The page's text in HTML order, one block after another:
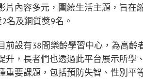
片內容多元，圍繞生活主題，旨在
名及銅質獎9名。
前設有38間樂齡學習中心，為高齡
升，長者們也透過此平台展示所學
重要課題，包括預防失智、性別平